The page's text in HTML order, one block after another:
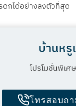
กได้อย่างลงตัวที่สุด
บ้านหรู
โปรโมชั่นพิเ
โทรสอบถ